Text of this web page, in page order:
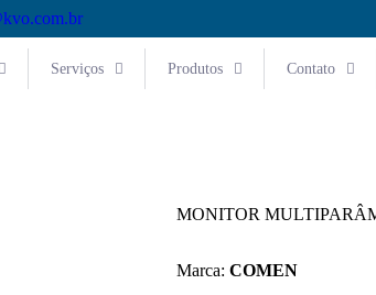
Serviços Produtos Contato
MONITOR
Marca: COMEN